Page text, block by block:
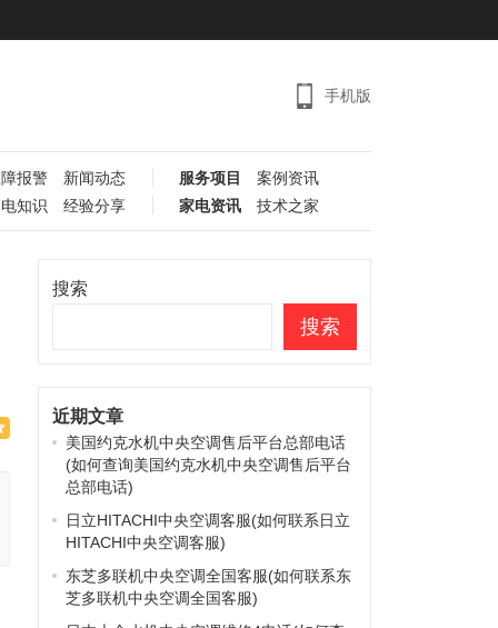
手机版
报警 新闻动态 服务项目
案例资讯
知识
经验分享 家电资讯 技术之家
搜索
搜索
近期文章
美国约克水机中央空调售后平台总部电话
(如何查询美国约克水机中央空调售后平台
总部电话)
日立HITACHI中央空调客服(如何联系日立
HITACHI中央空调客服)
东芝多联机中央空调全国客服(如何联系东
芝多联机中央空调全国客服)